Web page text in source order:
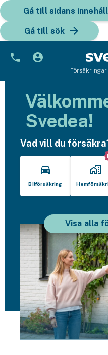
Gå till sidans innehåll
Gå till sök
Fordon
Snöskoterförsäkring
ATV-försäkring
Släpvagnsförsäkring
Husvagnsförsäkring
Motorcykel
Mc-försäkring
Märkesförsäkringar
Båt
Svedea!
Vad vill du
Bilförsäkring
Visa alla